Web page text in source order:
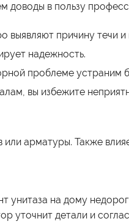
в пользу
причину течи
надежность.
проблеме устраним
вы избежите
арматуры. Также
унитаза на дому
уточнит детали и